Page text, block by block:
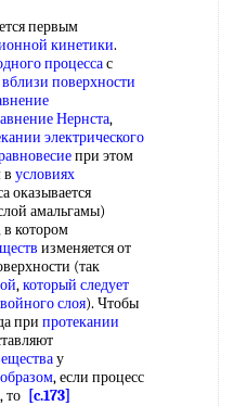
первым
кинетики.
процессас
вблизи поверхности
Нернста,
электрического
при этом
в условиях
оказывается
амальгамы)
в котором
изменяется от
(так
,который следует
слоя). Чтобы
при протекании
у
, если процесс
то [c.173]